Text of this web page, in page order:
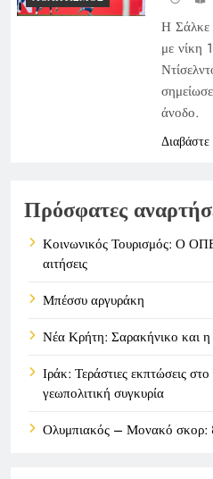
Η Σάλκε
με νίκη
άνοδο.
Διαβάστε
Πρόσφατες
Κοινωνικός Τουρισμός: Ο
αιτήσεις
Μπέσσυ αργυράκη
Νέα Κρήτη: Σαρακήνικο και
Ιράκ: Τεράστιες εκπτώσεις
γεωπολιτική συγκυρία
Ολυμπιακός – Μονακό σκορ: